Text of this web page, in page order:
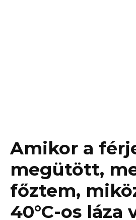
Amikor a
megütött,
főztem,
40°C-os láza